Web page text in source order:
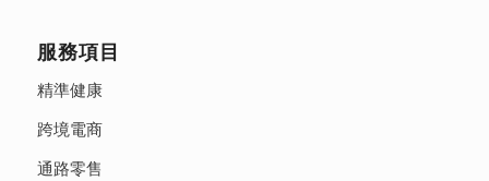
服務項目
精準健康
跨境電商
通路零售